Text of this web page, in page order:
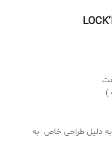
به دلیل طراحی خاص به